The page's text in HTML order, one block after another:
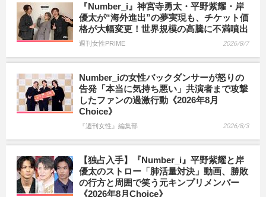
『Number_i』神宮寺勇太・平野紫耀・岸
優太が“海外進出”の夢実現も、チケット価
格が大幅変更！世界規模の高騰に不満噴出
週刊女性PRIME 2026/8/7
Number_iの女性バックダンサーが怒りの
告発「本当に気持ち悪い」共演者まで攻撃
したファンの過激行動《2026年8月
Choice》
『週刊女性』編集部 2026/8/3
【独占入手】『Number_i』平野紫耀と岸
優太のストロー「肺活量対決」動画、勝敗
の行方と周囲で笑う元キンプリメンバー
《2026年8月Choice》